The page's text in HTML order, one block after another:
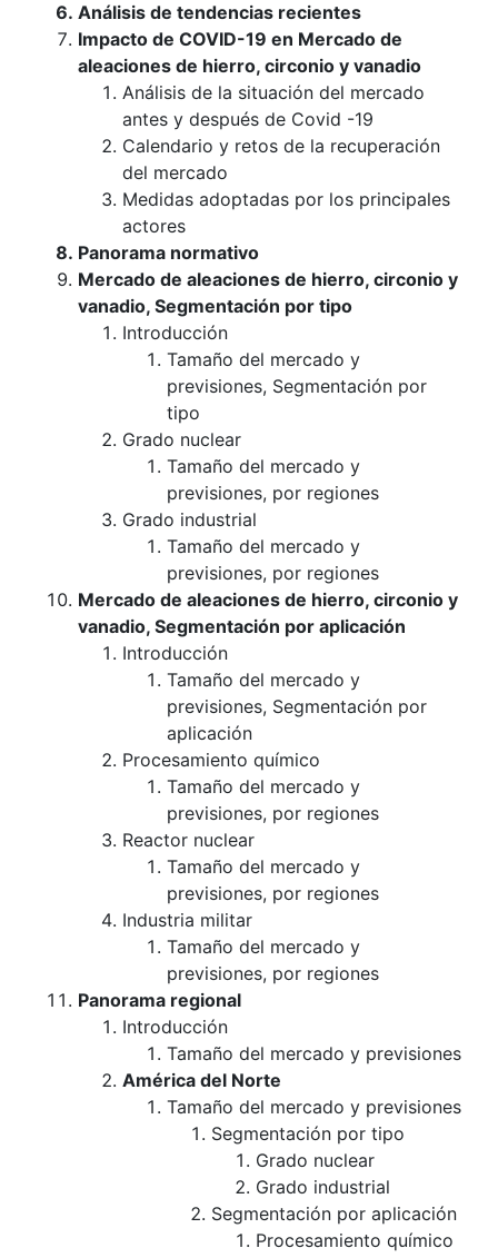
Análisis de tendencias recientes
Impacto de COVID-19 en Mercado de
aleaciones de hierro, circonio y vanadio
Análisis de la situación del mercado
antes y después de Covid -19
Calendario y retos de la recuperación
del mercado
Medidas adoptadas por los principales
actores
Panorama normativo
Mercado de aleaciones de hierro, circonio y
vanadio, Segmentación por tipo
Introducción
Tamaño del mercado y
previsiones, Segmentación por
tipo
Grado nuclear
Tamaño del mercado y
previsiones, por regiones
Grado industrial
Tamaño del mercado y
previsiones, por regiones
Mercado de aleaciones de hierro, circonio y
vanadio, Segmentación por aplicación
Introducción
Tamaño del mercado y
previsiones, Segmentación por
aplicación
Procesamiento químico
Tamaño del mercado y
previsiones, por regiones
Reactor nuclear
Tamaño del mercado y
previsiones, por regiones
Industria militar
Tamaño del mercado y
previsiones, por regiones
Panorama regional
Introducción
Tamaño del mercado y previsiones
América del Norte
Tamaño del mercado y previsiones
Segmentación por tipo
Grado nuclear
Grado industrial
Segmentación por aplicación
Procesamiento químico